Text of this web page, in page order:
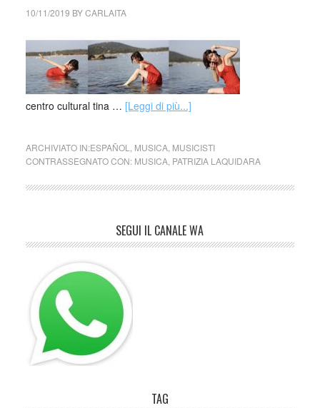
10/11/2019 BYCARLAITA
centro cultural tina … [Leggi di più...]
ARCHIVIATO IN:ESPAÑOL MUSICA, MUSICISTI
CONTRASSEGNATO CON: MUSICA, PATRIZIA LAQUIDARA
SEGUI IL CANALE WA
TAG